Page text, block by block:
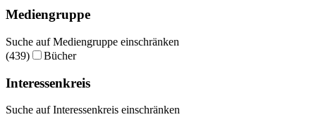
Mediengruppe
Suche auf Mediengruppe einschränken
(439)
Bücher
Interessenkreis
Suche auf Interessenkreis einschränken